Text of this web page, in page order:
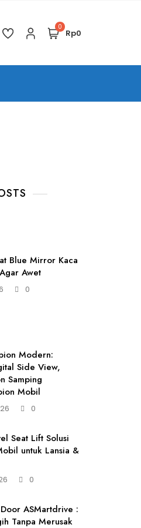
0
Rp0
Blue Mirror Kaca
Awet
0
Modern:
Side View,
Samping
Mobil
0
Seat Lift Solusi
untuk Lansia &
0
ASMartdrive :
Tanpa Merusak